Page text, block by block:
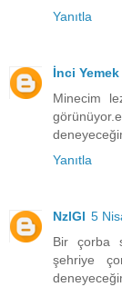
Yanıtla
İnci Yemek
Minecim
Yanıtla
NzlGl 5
Bir çorba
şehriye